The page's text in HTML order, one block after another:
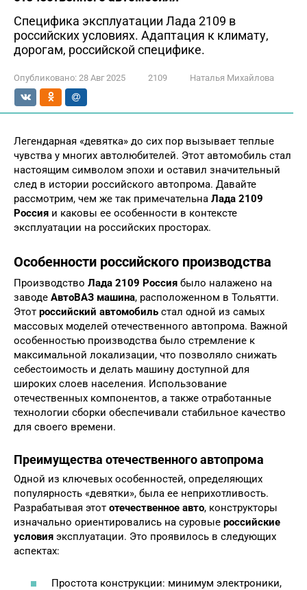
Специфика эксплуатации Лада 2109 в
российских условиях. Адаптация к климату,
дорогам, российской специфике.
Опубликовано: 28 Авг 2025 2109 Наталья Михайлова
Легендарная «девятка» до сих пор вызывает теплые
чувства у многих автолюбителей. Этот автомобиль стал
настоящим символом эпохи и оставил значительный
след в истории российского автопрома. Давайте
рассмотрим, чем же так примечательна Лада 2109
Россия и каковы ее особенности в контексте
эксплуатации на российских просторах.
Особенности российского производства
Производство Лада 2109 Россия было налажено на
заводе АвтоВАЗ машина, расположенном в Тольятти.
Этот российский автомобиль стал одной из самых
массовых моделей отечественного автопрома. Важной
особенностью производства было стремление к
максимальной локализации, что позволяло снижать
себестоимость и делать машину доступной для
широких слоев населения. Использование
отечественных компонентов, а также отработанные
технологии сборки обеспечивали стабильное качество
для своего времени.
Преимущества отечественного автопрома
Одной из ключевых особенностей, определяющих
популярность «девятки», была ее неприхотливость.
Разрабатывая этот отечественное авто, конструкторы
изначально ориентировались на суровые российские
условия эксплуатации. Это проявилось в следующих
аспектах:
Простота конструкции: минимум электроники,